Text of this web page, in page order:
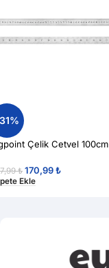
Çelik Cetvel 100cm
₺ 170,99₺
Ekle